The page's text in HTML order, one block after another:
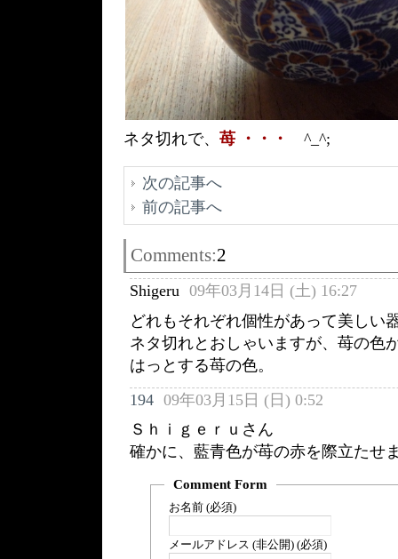
ネタ切れで、 苺 ・・・ ^_^;
次の記事へ
前の記事へ
Comments:2
Shigeru 09年03月14日 (土) 16:27
どれもそれぞれ個性があって美しい
ネタ切れとおしゃいますが、苺の色
はっとする苺の色。
194 09年03月15日 (日) 0:52
Ｓｈｉｇｅｒｕさん
確かに、藍青色が苺の赤を際立たせ
Comment Form
お名前 (必須)
メールアドレス (非公開) (必須)